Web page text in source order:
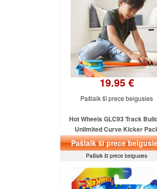
19.95 €
Pašlaik šī prece beigusies
Hot Wheels GLC93 Track
Unlimited Curve Kicker
Pašlaik šī prece
Pašlaik šī prece beigusies